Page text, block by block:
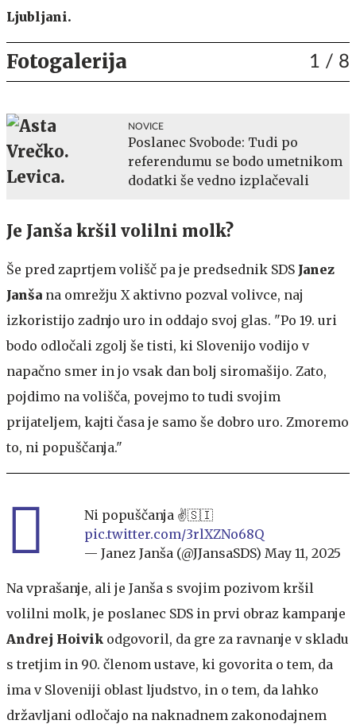
Ljubljani.
Fotogalerija 1 / 8
NOVICE
Poslanec Svobode: Tudi po
referendumu se bodo umetnikom
dodatki še vedno izplačevali
Je Janša kršil volilni molk?
Še pred zaprtjem volišč pa je predsednik SDS Janez
Janša na omrežju X aktivno pozval volivce, naj
izkoristijo zadnjo uro in oddajo svoj glas. "Po 19. uri
bodo odločali zgolj še tisti, ki Slovenijo vodijo v
napačno smer in jo vsak dan bolj siromašijo. Zato,
pojdimo na volišča, povejmo to tudi svojim
prijateljem, kajti časa je samo še dobro uro. Zmoremo
to, ni popuščanja."
Ni popuščanja ✌️🇸🇮
pic.twitter.com/3rlXZNo68Q
— Janez Janša (@JJansaSDS) May 11, 2025
Na vprašanje, ali je Janša s svojim pozivom kršil
volilni molk, je poslanec SDS in prvi obraz kampanje
Andrej Hoivik odgovoril, da gre za ravnanje v skladu
s tretjim in 90. členom ustave, ki govorita o tem, da
ima v Sloveniji oblast ljudstvo, in o tem, da lahko
državljani odločajo na naknadnem zakonodajnem